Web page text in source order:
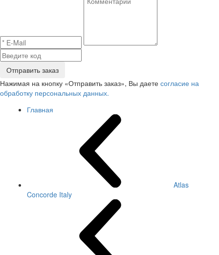
Отправить заказ
Нажимая на кнопку «Отправить заказ», Вы даете согласие на
обработку персональных данных.
Главная
Atlas
Concorde Italy